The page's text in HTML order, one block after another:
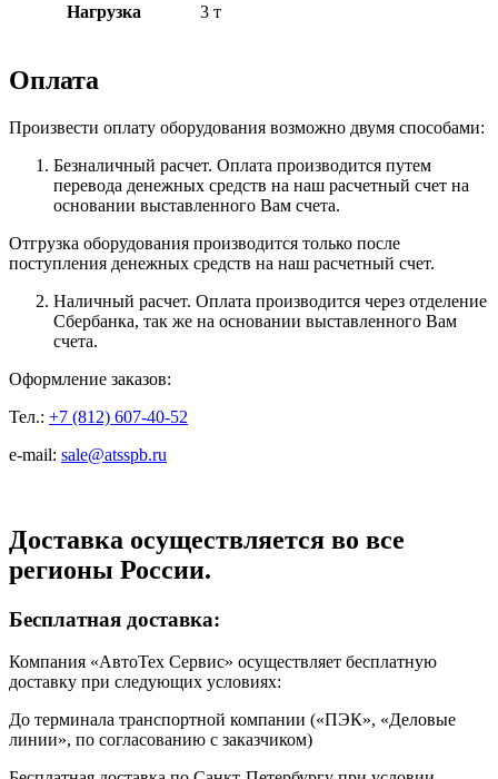
Нагрузка 3 т
Оплата
Произвести оплату оборудования возможно двумя способами:
Безналичный расчет. Оплата производится путем
перевода денежных средств на наш расчетный счет на
основании выставленного Вам счета.
Отгрузка оборудования производится только после
поступления денежных средств на наш расчетный счет.
Наличный расчет. Оплата производится через отделение
Сбербанка, так же на основании выставленного Вам
счета.
Оформление заказов:
Тел.: +7 (812) 607-40-52
e-mail: sale@atsspb.ru
Доставка осуществляется во все
регионы России.
Бесплатная доставка:
Компания «АвтоТех Сервис» осуществляет бесплатную
доставку при следующих условиях:
До терминала транспортной компании («ПЭК», «Деловые
линии», по согласованию с заказчиком)